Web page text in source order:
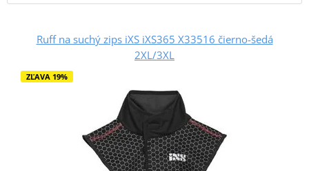
Ruff na suchý zips iXS iXS365 X33516 čierno-šedá
2XL/3XL
ZĽAVA 19%